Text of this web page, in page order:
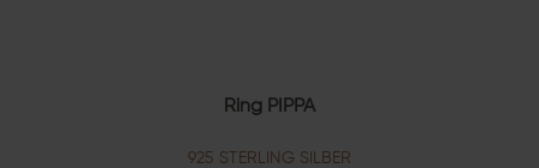
Ring PIPPA
925 STERLING SILBER